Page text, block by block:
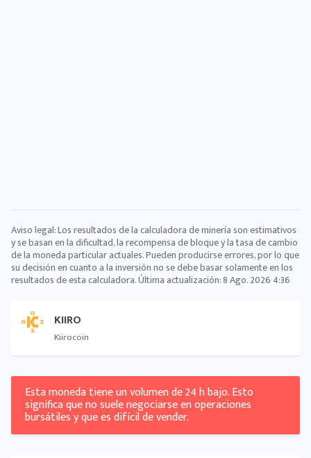
KIIRO
Kiirocoin
Esta moneda tiene un volumen de 24 h bajo. Esto
significa que no suele negociarse en operaciones
bursátiles y que es difícil de vender.
Aviso legal: Los resultados de la calculadora de minería son estimativos
y se basan en la dificultad, la recompensa de bloque y la tasa de cambio
de la moneda particular actuales. Pueden producirse errores, por lo que
su decisión en cuanto a la inversión no se debe basar solamente en los
resultados de esta calculadora. Última actualización:8 Ago. 2026 4:36